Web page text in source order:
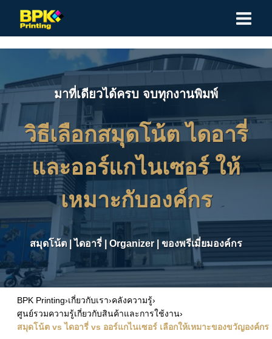
มาที่เดียวได้ครบ จบทุกงานพิมพ์
วิธีเลือกสมุดโน้ต ไดอารี่
และออร์แกไนเซอร์ ให้
เหมาะกับองค์กร
สมุดโน้ต|ไดอารี่ Organizer ของพรีเมี่ยมองค์กร
BPK Printing›เกี่ยวกับเรา›คลังความรู้›
ศูนย์รวมความรู้เกี่ยวกับสินค้าและการใช้งาน›
สมุดโน้ต vs ไดอารี่ vs ออร์แกไนเซอร์ เลือกให้เหมาะของขวัญองค์กร